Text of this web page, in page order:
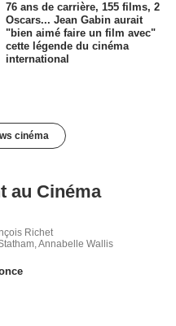
76 ans de carrière, 155 films, 2
Oscars... Jean Gabin aurait
"bien aimé faire un film avec"
cette légende du cinéma
international
cinéma
au Cinéma
Richet
Annabelle Wallis